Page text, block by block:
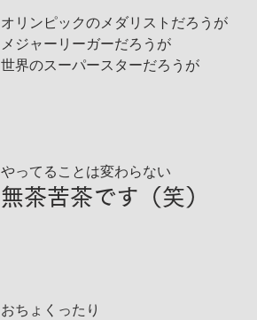
オリンピックのメダリストだろうが
メジャーリーガーだろうが
世界のスーパースターだろうが
やってることは変わらない
無茶苦茶です（笑）
おちょくったり